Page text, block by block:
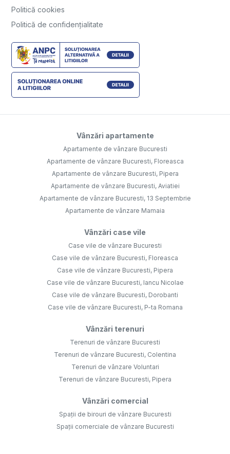
Politică cookies
Politică de confidențialitate
Vânzări apartamente
Apartamente de vânzare Bucuresti
Apartamente de vânzare Bucuresti, Floreasca
Apartamente de vânzare Bucuresti, Pipera
Apartamente de vânzare Bucuresti, Aviatiei
Apartamente de vânzare Bucuresti, 13 Septembrie
Apartamente de vânzare Mamaia
Vânzări case vile
Case vile de vânzare Bucuresti
Case vile de vânzare Bucuresti, Floreasca
Case vile de vânzare Bucuresti, Pipera
Case vile de vânzare Bucuresti, Iancu Nicolae
Case vile de vânzare Bucuresti, Dorobanti
Case vile de vânzare Bucuresti, P-ta Romana
Vânzări terenuri
Terenuri de vânzare Bucuresti
Terenuri de vânzare Bucuresti, Colentina
Terenuri de vânzare Voluntari
Terenuri de vânzare Bucuresti, Pipera
Vânzări comercial
Spații de birouri de vânzare Bucuresti
Spații comerciale de vânzare Bucuresti